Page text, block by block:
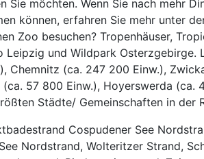
Sie möchten. Wenn Sie nach mehr
können, erfahren Sie mehr unter
Zoo besuchen? Tropenhäuser,
Leipzig und Wildpark Osterzgebirge.
Chemnitz (ca. 247 200 Einw.),
57 800 Einw.), Hoyerswerda (ca.
Städte/ Gemeinschaften in der
Cospudener See
Nordstrand, Wolteritzer Strand,